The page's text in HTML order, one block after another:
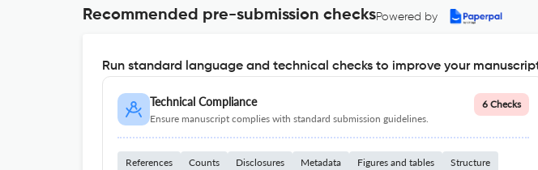
Recommended pre-submission checksPowered by
Run standard language and technical checks to improve your
Technical Compliance
Ensure manuscript complies with standard submission guidelines.
6 Checks
References Counts Disclosures Metadata Figures and tables Structure